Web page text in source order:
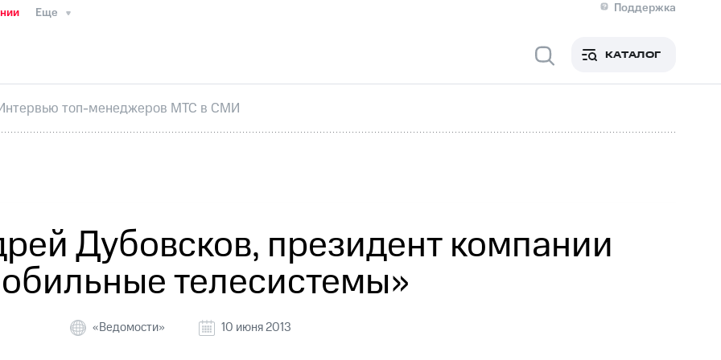
Еще
Поддержка
Медиа-центр
ИнтервьюФинансовая отчетностьКонтактыНовости в регионе
секретарьРаскрытие информации
кабинет акционераАкционерный капиталКонтроль и аудитРынок акций
КАТАЛОГ
топ-менеджеров МТС в СМИ
Дубовсков, президент компании
телесистемы»
«Ведомости» 10 июня 2013